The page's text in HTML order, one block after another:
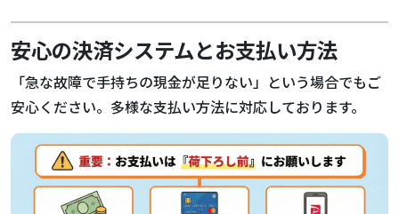
安心の決済システムとお支払い方法
「急な故障で手持ちの現金が足りない」という場合でもご
安心ください。多様な支払い方法に対応しております。